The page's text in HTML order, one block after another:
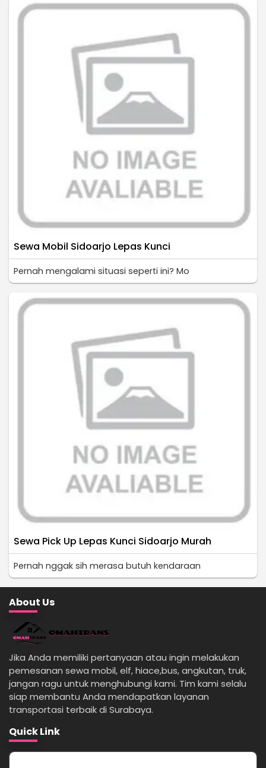
Sewa Mobil Sidoarjo Lepas Kunci
Pernah mengalami situasi seperti ini? Mo
Sewa Pick Up Lepas Kunci Sidoarjo Murah
Pernah nggak sih merasa butuh kendaraan
About Us
Jika Anda memiliki pertanyaan atau ingin melakukan
pemesanan sewa mobil, elf, hiace,bus, angkutan, truk,
jangan ragu untuk menghubungi kami. Tim kami selalu
siap membantu Anda mendapatkan layanan
transportasi terbaik di Surabaya.
Quick Link